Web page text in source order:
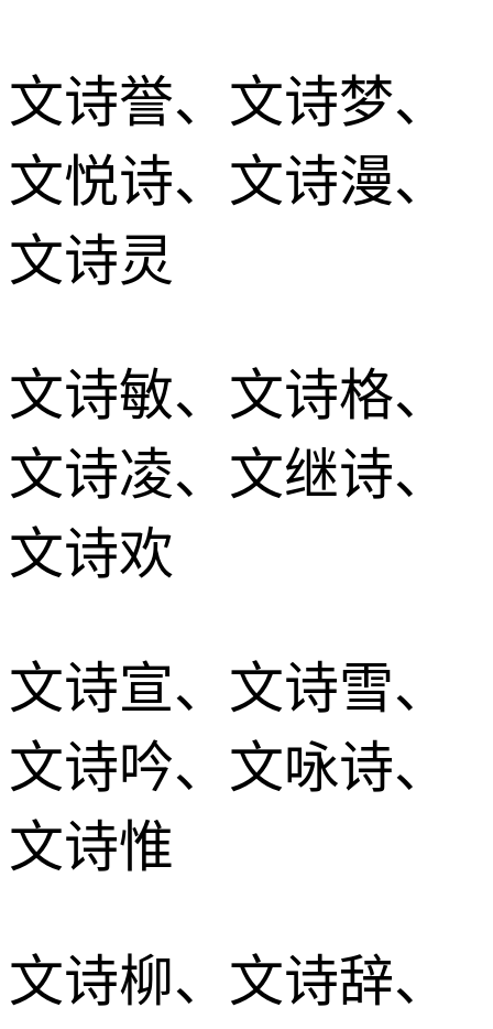
文诗誉、文诗梦、
文悦诗、文诗漫、
文诗灵
文诗敏、文诗格、
文诗凌、文继诗、
文诗欢
文诗宣、文诗雪、
文诗吟、文咏诗、
文诗惟
文诗柳、文诗辞、